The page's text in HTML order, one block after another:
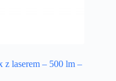
laserem – 500 lm –